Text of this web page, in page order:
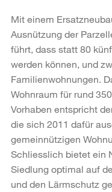
Mit einem
Ausnützung der
führt, dass statt 80
werden können, und
Familienwohnungen.
Wohnraum für rund
Vorhaben entspricht
die sich 2011 dafür
gemeinnützigen
Schliesslich bietet ein
Siedlung optimal auf
und den Lärmschutz